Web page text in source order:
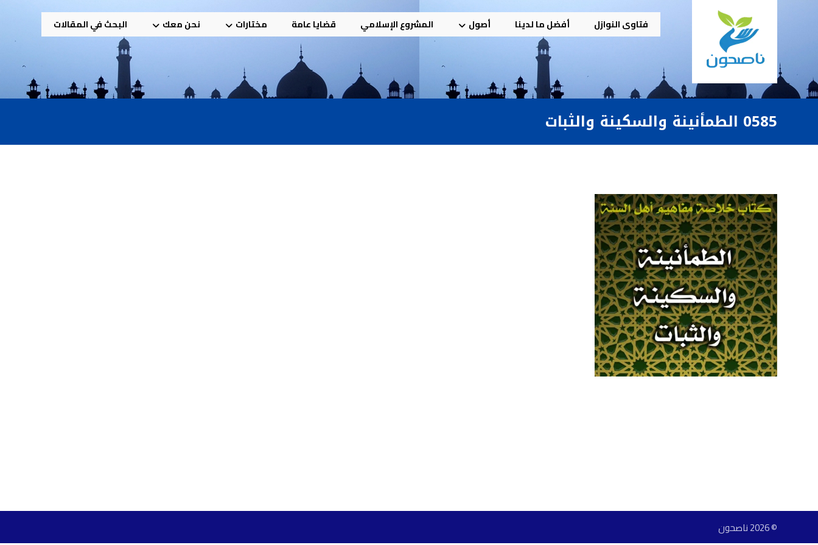
فتاوى النوازل أفضل ما لدينا أصول المشروع الإسلامي قضايا عامة مختارات نحن معك البحث في المقالات
0585 الطمأنينة والسكينة والثبات
© 2026 ناصحون